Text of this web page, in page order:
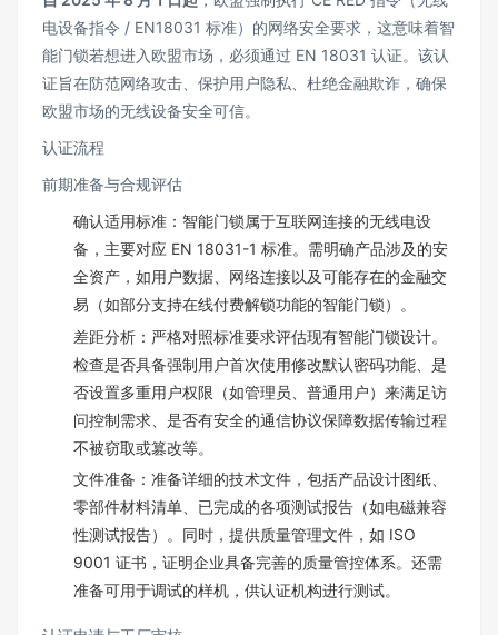
电设备指令 / EN18031 标准）的网络安全要求，这意味着智
能门锁若想进入欧盟市场，必须通过 EN 18031 认证。该认
证旨在防范网络攻击、保护用户隐私、杜绝金融欺诈，确保
欧盟市场的无线设备安全可信。​
认证流程​
前期准备与合规评估​
确认适用标准：智能门锁属于互联网连接的无线电设
备，主要对应 EN 18031-1 标准。需明确产品涉及的安
全资产，如用户数据、网络连接以及可能存在的金融交
易（如部分支持在线付费解锁功能的智能门锁）。​
差距分析：严格对照标准要求评估现有智能门锁设计。
检查是否具备强制用户首次使用修改默认密码功能、是
否设置多重用户权限（如管理员、普通用户）来满足访
问控制需求、是否有安全的通信协议保障数据传输过程
不被窃取或篡改等。​
文件准备：准备详细的技术文件，包括产品设计图纸、
零部件材料清单、已完成的各项测试报告（如电磁兼容
性测试报告）。同时，提供质量管理文件，如 ISO
9001 证书，证明企业具备完善的质量管控体系。还需
准备可用于调试的样机，供认证机构进行测试。​